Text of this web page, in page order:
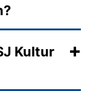
Kultur